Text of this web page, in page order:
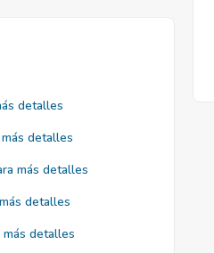
detalles
detalles
más detalles
detalles
más detalles